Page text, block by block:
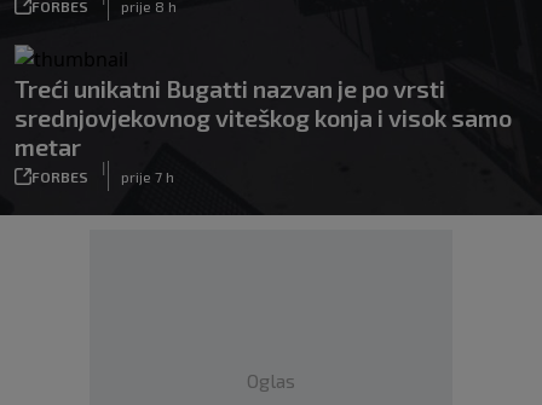
FORBES prije 8 h
Treći unikatni Bugatti nazvan je po vrsti
srednjovjekovnog viteškog konja i visok samo
metar
FORBES
|
prije 7 h
Oglas